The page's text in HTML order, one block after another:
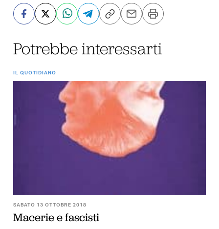
Potrebbe interessarti
IL QUOTIDIANO
SABATO 13 OTTOBRE 2018
Macerie e fascisti